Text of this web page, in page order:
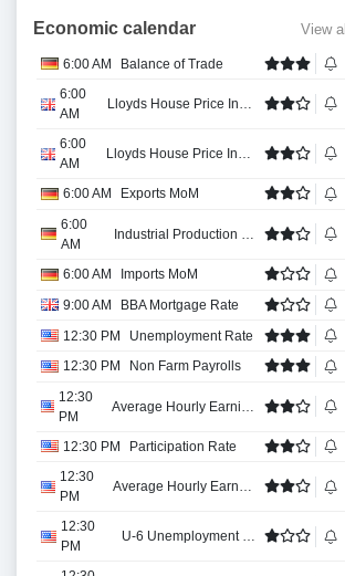
Economic calendar View all
6:00 AM
Balance of Trade
6:00
AM
Lloyds House Price Index YoY
6:00
AM
Lloyds House Price Index MoM
6:00 AM
Exports MoM
6:00
AM
Industrial Production MoM
6:00 AM
Imports MoM
9:00 AM
BBA Mortgage Rate
12:30 PM
Unemployment Rate
12:30 PM
Non Farm Payrolls
12:30
PM
12:30 PM
Participation Rate
12:30
PM
Average Hourly Earnings YoY
12:30
PM
U-6 Unemployment Rate